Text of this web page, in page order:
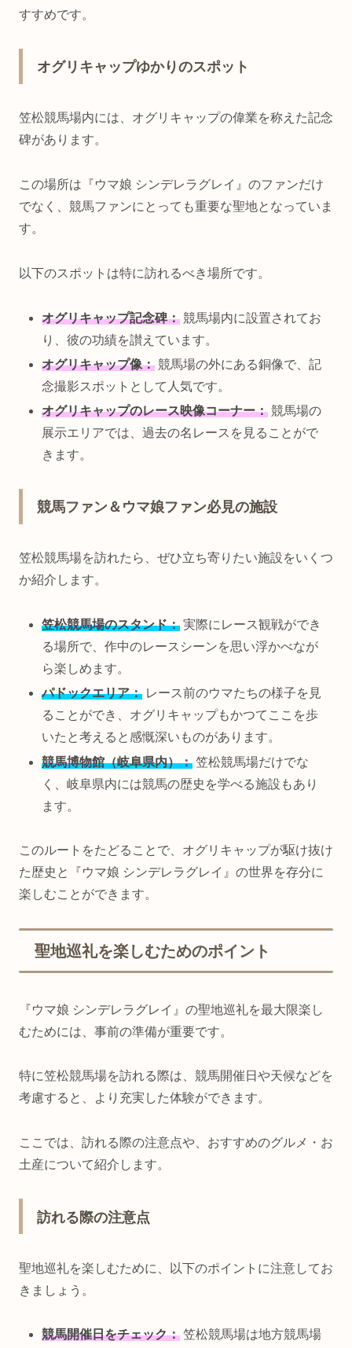
すすめです。
オグリキャップゆかりのスポット
笠松競馬場内には、オグリキャップの偉業を称えた記念
碑があります。
この場所は『ウマ娘 シンデレラグレイ』のファンだけ
でなく、競馬ファンにとっても重要な聖地となっていま
す。
以下のスポットは特に訪れるべき場所です。
オグリキャップ記念碑： 競馬場内に設置されてお
り、彼の功績を讃えています。
オグリキャップ像： 競馬場の外にある銅像で、記
念撮影スポットとして人気です。
オグリキャップのレース映像コーナー： 競馬場の
展示エリアでは、過去の名レースを見ることがで
きます。
競馬ファン＆ウマ娘ファン必見の施設
笠松競馬場を訪れたら、ぜひ立ち寄りたい施設をいくつ
か紹介します。
笠松競馬場のスタンド： 実際にレース観戦ができ
る場所で、作中のレースシーンを思い浮かべなが
ら楽しめます。
パドックエリア： レース前のウマたちの様子を見
ることができ、オグリキャップもかつてここを歩
いたと考えると感慨深いものがあります。
競馬博物館（岐阜県内）： 笠松競馬場だけでな
く、岐阜県内には競馬の歴史を学べる施設もあり
ます。
このルートをたどることで、オグリキャップが駆け抜け
た歴史と『ウマ娘 シンデレラグレイ』の世界を存分に
楽しむことができます。
聖地巡礼を楽しむためのポイント
『ウマ娘 シンデレラグレイ』の聖地巡礼を最大限楽し
むためには、事前の準備が重要です。
特に笠松競馬場を訪れる際は、競馬開催日や天候などを
考慮すると、より充実した体験ができます。
ここでは、訪れる際の注意点や、おすすめのグルメ・お
土産について紹介します。
訪れる際の注意点
聖地巡礼を楽しむために、以下のポイントに注意してお
きましょう。
競馬開催日をチェック： 笠松競馬場は地方競馬場